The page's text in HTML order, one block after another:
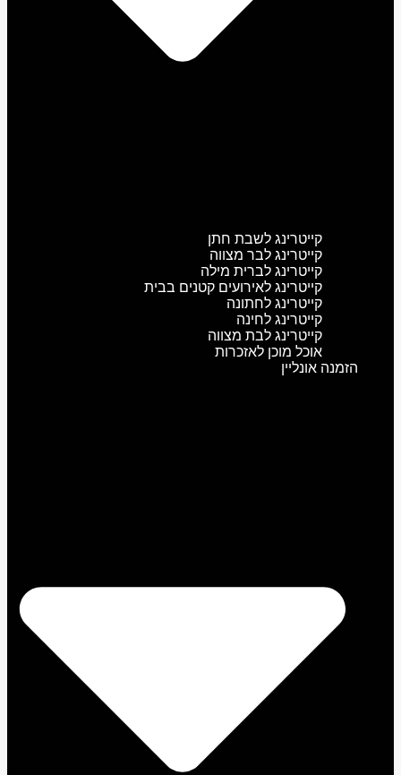
קייטרינג לשבת חתן
קייטרינג לבר מצווה
קייטרינג לברית מילה
קייטרינג לאירועים קטנים בבית
קייטרינג לחתונה
קייטרינג לחינה
קייטרינג לבת מצווה
אוכל מוכן לאזכרות
הזמנה אונליין